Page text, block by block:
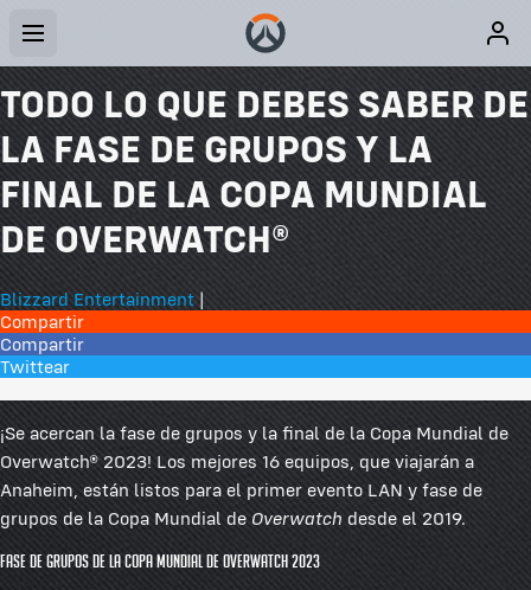
TODO LO QUE DEBES SABER DE
LA FASE DE GRUPOS Y LA
FINAL DE LA COPA MUNDIAL
DE OVERWATCH®
Blizzard Entertainment|
Compartir
Compartir
Twittear
¡Se acercan la fase de grupos y la final de la Copa Mundial de
Overwatch® 2023! Los mejores 16 equipos, que viajarán a
Anaheim, están listos para el primer evento LAN y fase de
grupos de la Copa Mundial de Overwatch desde el 2019.
Fase de grupos de la Copa Mundial de Overwatch 2023